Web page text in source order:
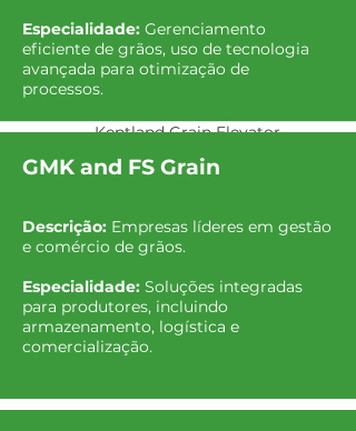
• Continuação do crescimento
• Estudos de caso
• Agricultura nos EUA
Kentland Grain Elevator
Palestrantes:Jeffrey Lynch &
Cory Winstead
FS Grain no Morris Country
Club
16/07|Local:Champaign /
Hotel & Illinois Conference
Center
Apresentação:
Especialidade: Gerenciamento
eficiente de grãos, uso de tecnologia
avançada para otimização de
processos.
GMK and FS Grain
Descrição: Empresas líderes em gestão
e comércio de grãos.
Especialidade: Soluções integradas
para produtores, incluindo
armazenamento, logística e
comercialização.